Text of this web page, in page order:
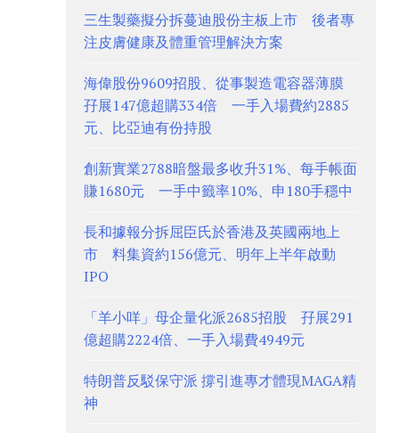
三生製藥擬分拆蔓迪股份主板上市 後者專
注皮膚健康及體重管理解決方案
海偉股份9609招股、從事製造電容器薄膜
孖展147億超購334倍 一手入場費約2885
元、比亞迪有份持股
創新實業2788暗盤最多收升31%、每手帳面
賺1680元 一手中籤率10%、申180手穩中
長和據報分拆屈臣氏於香港及英國兩地上
市 料集資約156億元、明年上半年啟動
IPO
「羊小咩」母企量化派2685招股 孖展291
億超購2224倍、一手入場費4949元
特朗普反駁保守派 撐引進專才體現MAGA精
神